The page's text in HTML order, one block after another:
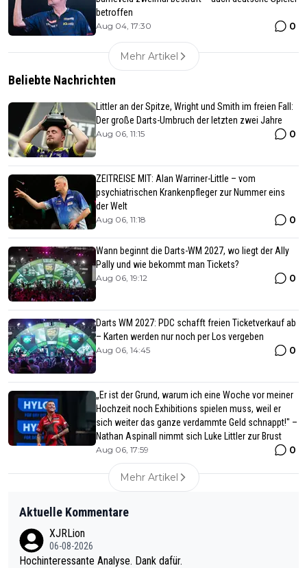
betroffen
Aug 04, 17:30 0
Mehr Artikel
Beliebte Nachrichten
Littler an der Spitze, Wright und Smith im freien Fall:
Der große Darts-Umbruch der letzten zwei Jahre
Aug 06, 11:15 0
ZEITREISE MIT: Alan Warriner-Little – vom
psychiatrischen Krankenpfleger zur Nummer eins
der Welt
Aug 06, 11:18 0
Wann beginnt die Darts-WM 2027, wo liegt der Ally
Pally und wie bekommt man Tickets?
Aug 06, 19:12 0
Darts WM 2027: PDC schafft freien Ticketverkauf ab
– Karten werden nur noch per Los vergeben
Aug 06, 14:45 0
„Er ist der Grund, warum ich eine Woche vor meiner
Hochzeit noch Exhibitions spielen muss, weil er
sich weiter das ganze verdammte Geld schnappt!" –
Nathan Aspinall nimmt sich Luke Littler zur Brust
Aug 06, 17:59 0
Mehr Artikel
Aktuelle Kommentare
XJRLion
06-08-2026
Hochinteressante Analyse. Dank dafür.